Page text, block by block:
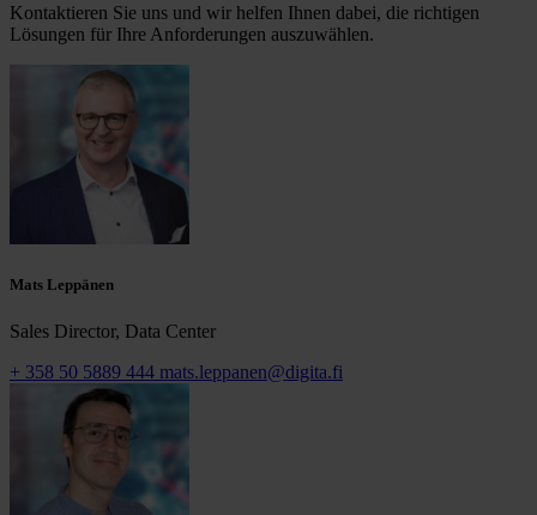
Kontaktieren Sie uns und wir helfen Ihnen dabei, die richtigen
Lösungen für Ihre Anforderungen auszuwählen.
Mats Leppänen
Sales Director, Data Center
+ 358 50 5889 444 mats.leppanen@digita.fi